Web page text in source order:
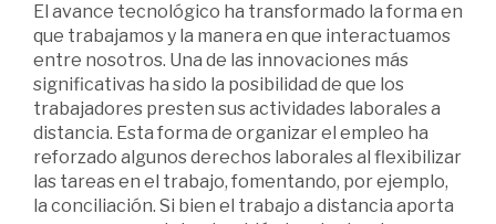
El avance tecnológico ha transformado la forma en
que trabajamos y la manera en que interactuamos
entre nosotros. Una de las innovaciones más
significativas ha sido la posibilidad de que los
trabajadores presten sus actividades laborales a
distancia. Esta forma de organizar el empleo ha
reforzado algunos derechos laborales al flexibilizar
las tareas en el trabajo, fomentando, por ejemplo,
la conciliación. Si bien el trabajo a distancia aporta